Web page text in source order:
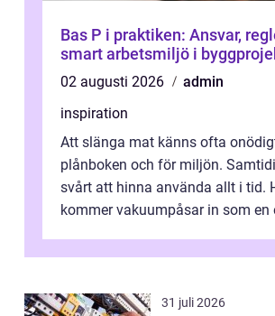
Bas P i praktiken: Ansvar,
smart arbetsmiljö i
02 augusti 2026
admin
inspiration
Att slänga mat känns ofta
plånboken och för miljön.
svårt att hinna använda allt i tid.
kommer vakuumpåsar in som en
31 juli 2026